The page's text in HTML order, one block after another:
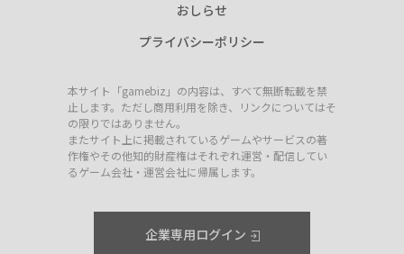
おしらせ
プライバシーポリシー
本サイト「gamebiz」の内容は、すべて無断転載を禁
止します。ただし商用利用を除き、リンクについてはそ
の限りではありません。
またサイト上に掲載されているゲームやサービスの著
作権やその他知的財産権はそれぞれ運営・配信してい
るゲーム会社・運営会社に帰属します。
企業専用ログイン